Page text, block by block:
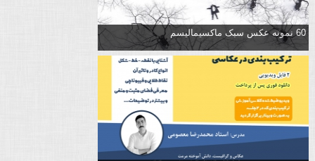
60 نمونه عکس سبک ماکسیمالیسم